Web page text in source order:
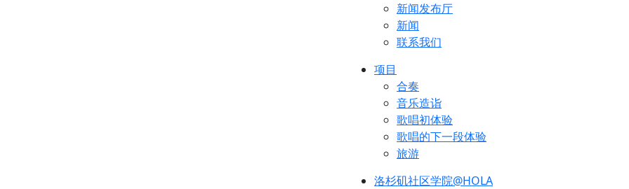
新闻发布厅
新闻
联系我们
项目
合奏
音乐造诣
歌唱初体验
歌唱的下一段体验
旅游
洛杉矶社区学院@HOLA